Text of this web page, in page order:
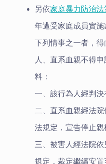
另依家庭暴力防治
年遭受家庭成員實
下列情事之一者，
人、直系血親不得
料：
一、該行為人經判決
二、直系血親經法
法規定，宣告停止親
三、被害人經法院
規定，裁定繼續安置